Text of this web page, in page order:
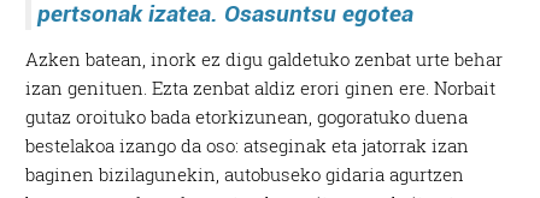
pertsonak izatea. Osasuntsu egotea
Azken batean, inork ez digu galdetuko zenbat urte behar
izan genituen. Ezta zenbat aldiz erori ginen ere. Norbait
gutaz oroituko bada etorkizunean, gogoratuko duena
bestelakoa izango da oso: atseginak eta jatorrak izan
baginen bizilagunekin, autobuseko gidaria agurtzen